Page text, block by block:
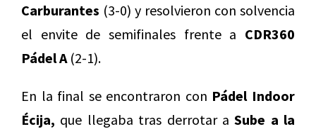
Carburantes (3-0) y resolvieron con solvencia
el envite de semifinales frente a CDR360
Pádel A(2-1).
En la final se encontraron con Pádel Indoor
Écija, que llegaba tras derrotar aSube a la